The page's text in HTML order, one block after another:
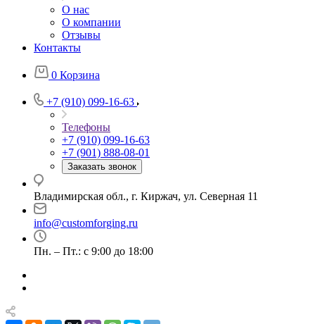
О нас
О компании
Отзывы
Контакты
0 Корзина
+7 (910) 099-16-63
Телефоны
+7 (910) 099-16-63
+7 (901) 888-08-01
Заказать звонок
Владимирская обл., г. Киржач, ул. Северная 11
info@customforging.ru
Пн. – Пт.: с 9:00 до 18:00